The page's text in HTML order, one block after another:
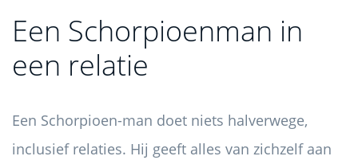
Een Schorpioenman in
een relatie
Een Schorpioen-man doet niets halverwege,
inclusief relaties. Hij geeft alles van zichzelf aan